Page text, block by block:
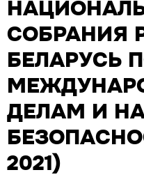
СОБРАНИЯ
БЕЛАРУСЬ
ДЕЛАМ И
2021)